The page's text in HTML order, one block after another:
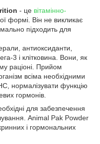
- це вітамінно-
формі. Він не викликає
підходить для
антиоксиданти,
3 і клітковина. Вони, як
раціоні. Прийом
всіма необхідними
нормалізувати функцію
гормонів.
для забезпечення
Animal Pak Powder
і гормональних